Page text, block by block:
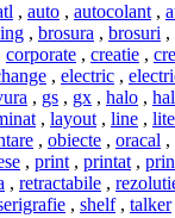
, auto , autocolant ,
, brosura , brosuri ,
corporate , creatie ,
, electric ,
, gs , gx , halo ,
, layout , line ,
, obiecte , oracal ,
, print , printat ,
, retractabile ,
, shelf, talker